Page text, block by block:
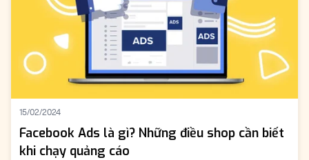
15/02/2024
Facebook Ads là gì? Những điều shop cần biết
khi chạy quảng cáo